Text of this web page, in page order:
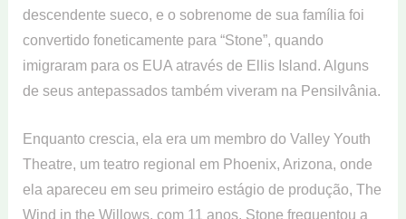
descendente sueco, e o sobrenome de sua família foi
convertido foneticamente para “Stone”, quando
imigraram para os EUA através de Ellis Island. Alguns
de seus antepassados ​​também viveram na Pensilvânia.
Enquanto crescia, ela era um membro do Valley Youth
Theatre, um teatro regional em Phoenix, Arizona, onde
ela apareceu em seu primeiro estágio de produção, The
Wind in the Willows, com 11 anos. Stone frequentou a